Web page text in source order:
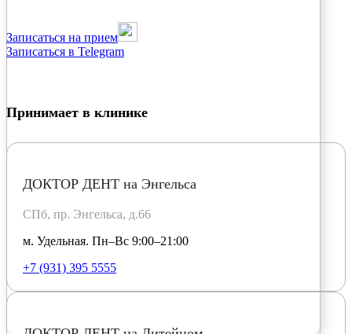
Записаться на прием
Записаться в Telegram
Принимает в клинике
ДОКТОР ДЕНТ на Энгельса
СПб, пр. Энгельса, д.66
м. Удельная. Пн–Вс 9:00–21:00
+7 (931) 395 5555